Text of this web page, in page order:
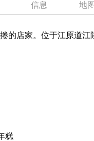
信息 地图
的店家。位于江原道江
糕